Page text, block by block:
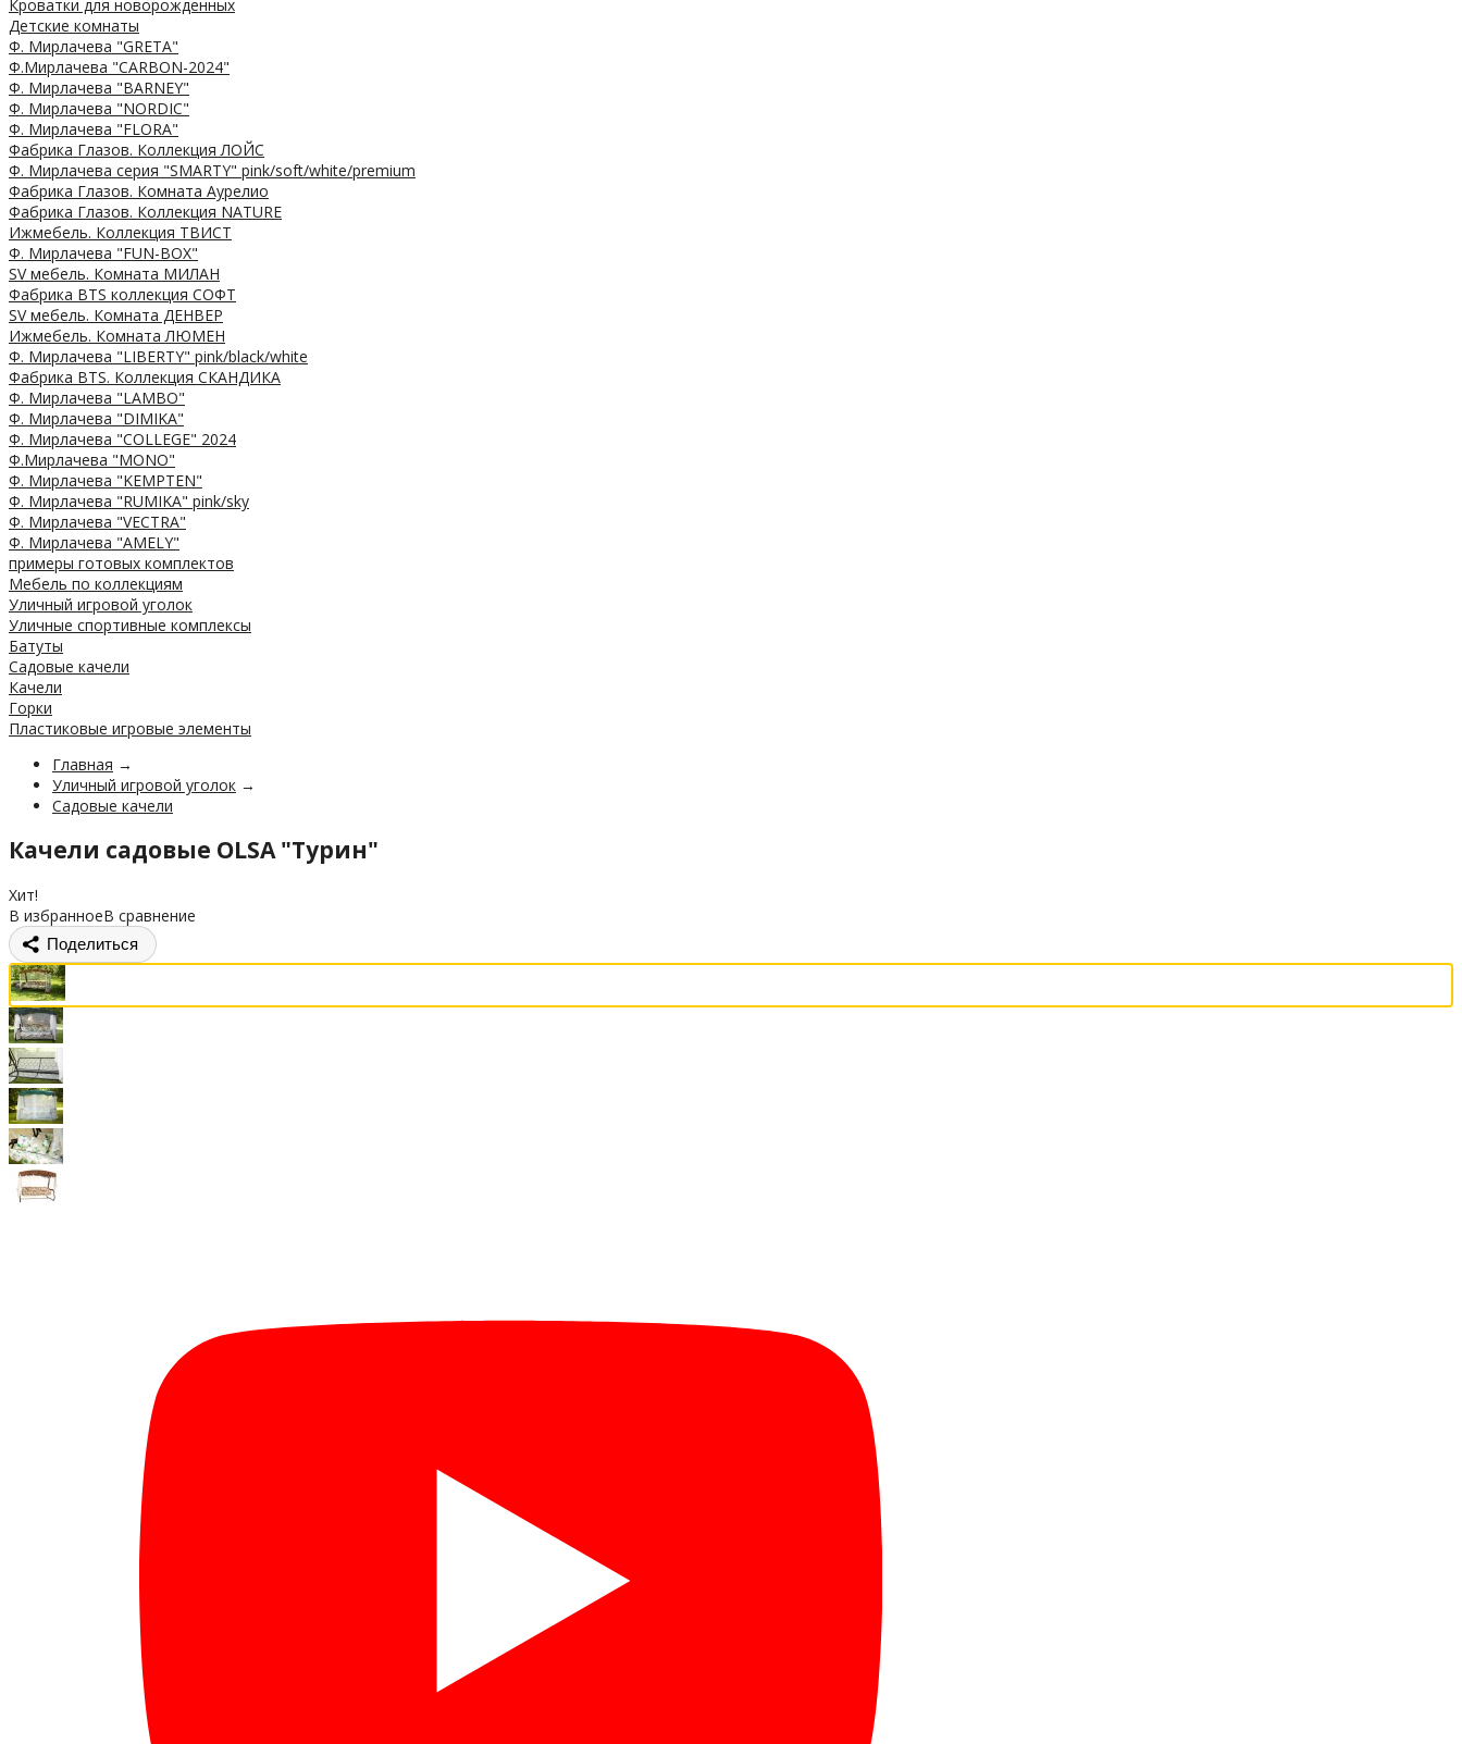
Кроватки для новорожденных
Детские комнаты
Ф. Мирлачева "GRETA"
Ф.Мирлачева "CARBON-2024"
Ф. Мирлачева "BARNEY"
Ф. Мирлачева "NORDIC"
Ф. Мирлачева "FLORA"
Фабрика Глазов. Коллекция ЛОЙС
Ф. Мирлачева серия "SMARTY" pink/soft/white/premium
Фабрика Глазов. Комната Аурелио
Фабрика Глазов. Коллекция NATURE
Ижмебель. Коллекция ТВИСТ
Ф. Мирлачева "FUN-BOX"
SV мебель. Комната МИЛАН
Фабрика BTS коллекция СОФТ
SV мебель. Комната ДЕНВЕР
Ижмебель. Комната ЛЮМЕН
Ф. Мирлачева "LIBERTY" pink/black/white
Фабрика BTS. Коллекция СКАНДИКА
Ф. Мирлачева "LAMBO"
Ф. Мирлачева "DIMIKA"
Ф. Мирлачева "COLLEGE" 2024
Ф.Мирлачева "MONO"
Ф. Мирлачева "KEMPTEN"
Ф. Мирлачева "RUMIKA" pink/sky
Ф. Мирлачева "VECTRA"
Ф. Мирлачева "AMELY"
примеры готовых комплектов
Мебель по коллекциям
Уличный игровой уголок
Уличные спортивные комплексы
Батуты
Садовые качели
Качели
Горки
Пластиковые игровые элементы
Главная →
Уличный игровой уголок →
Садовые качели
Качели садовые OLSA "Турин"
Хит!
В избранноеВ сравнение
Поделиться